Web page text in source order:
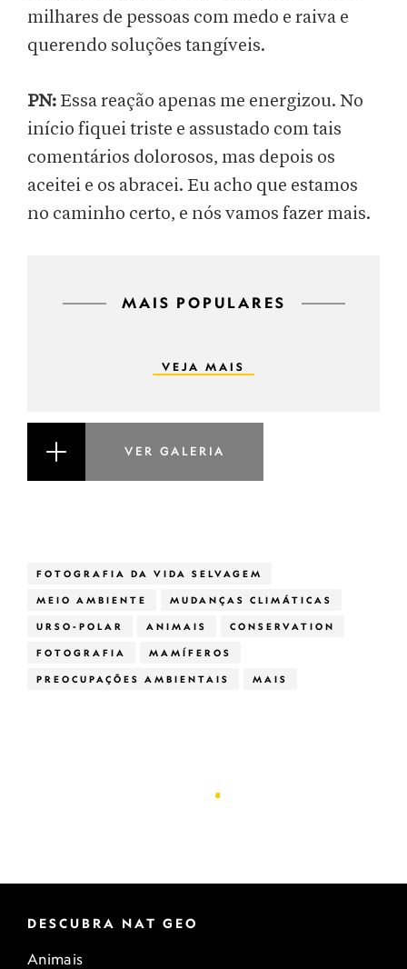
milhares de pessoas com medo e raiva e
querendo soluções tangíveis.
PN: Essa reação apenas me energizou. No
início fiquei triste e assustado com tais
comentários dolorosos, mas depois os
aceitei e os abracei. Eu acho que estamos
no caminho certo, e nós vamos fazer mais.
MAIS POPULARES
VEJA MAIS
VER GALERIA
FOTOGRAFIA DA VIDA SELVAGEM
MEIO AMBIENTE MUDANÇAS CLIMÁTICAS
URSO-POLAR ANIMAIS CONSERVATION
FOTOGRAFIA MAMÍFEROS
PREOCUPAÇÕES AMBIENTAIS MAIS
DESCUBRA NAT GEO
Animais